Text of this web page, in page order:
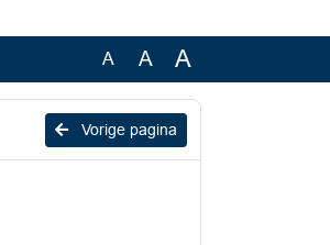
A A A
Vorige pagina